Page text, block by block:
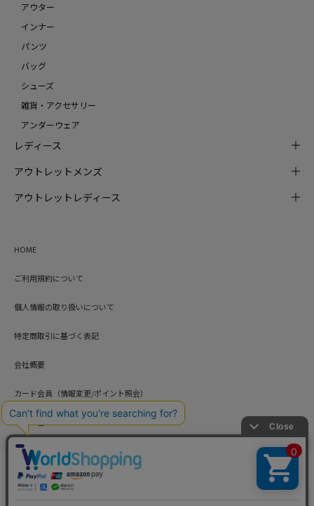
アウター
インナー
パンツ
バッグ
シューズ
雑貨・アクセサリー
アンダーウェア
レディース
アウトレットメンズ
アウトレットレディース
HOME
ご利用規約について
個人情報の取り扱いについて
特定商取引に基づく表記
会社概要
カード会員（情報変更/ポイント照会）